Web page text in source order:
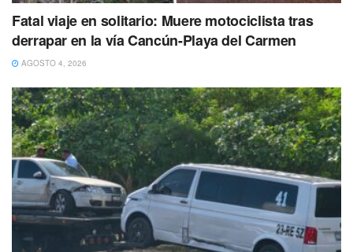
Fatal viaje en solitario: Muere motociclista tras
derrapar en la vía Cancún-Playa del Carmen
AGOSTO 4, 2026